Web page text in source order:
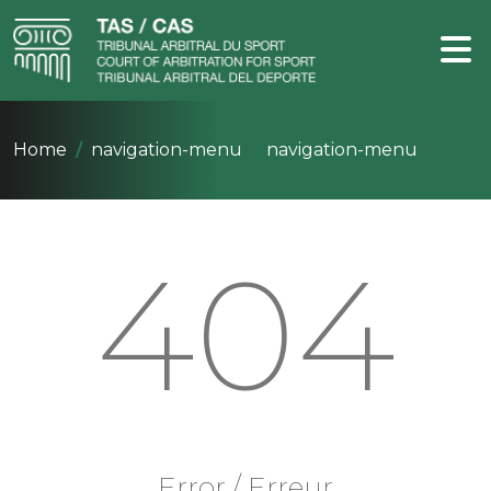
Home navigation-menu navigation-menu
404